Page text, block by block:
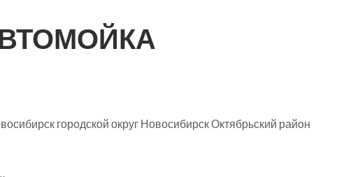
городской округ Новосибирск Октябрьский район